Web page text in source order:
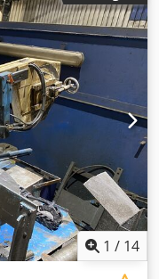
1 / 14